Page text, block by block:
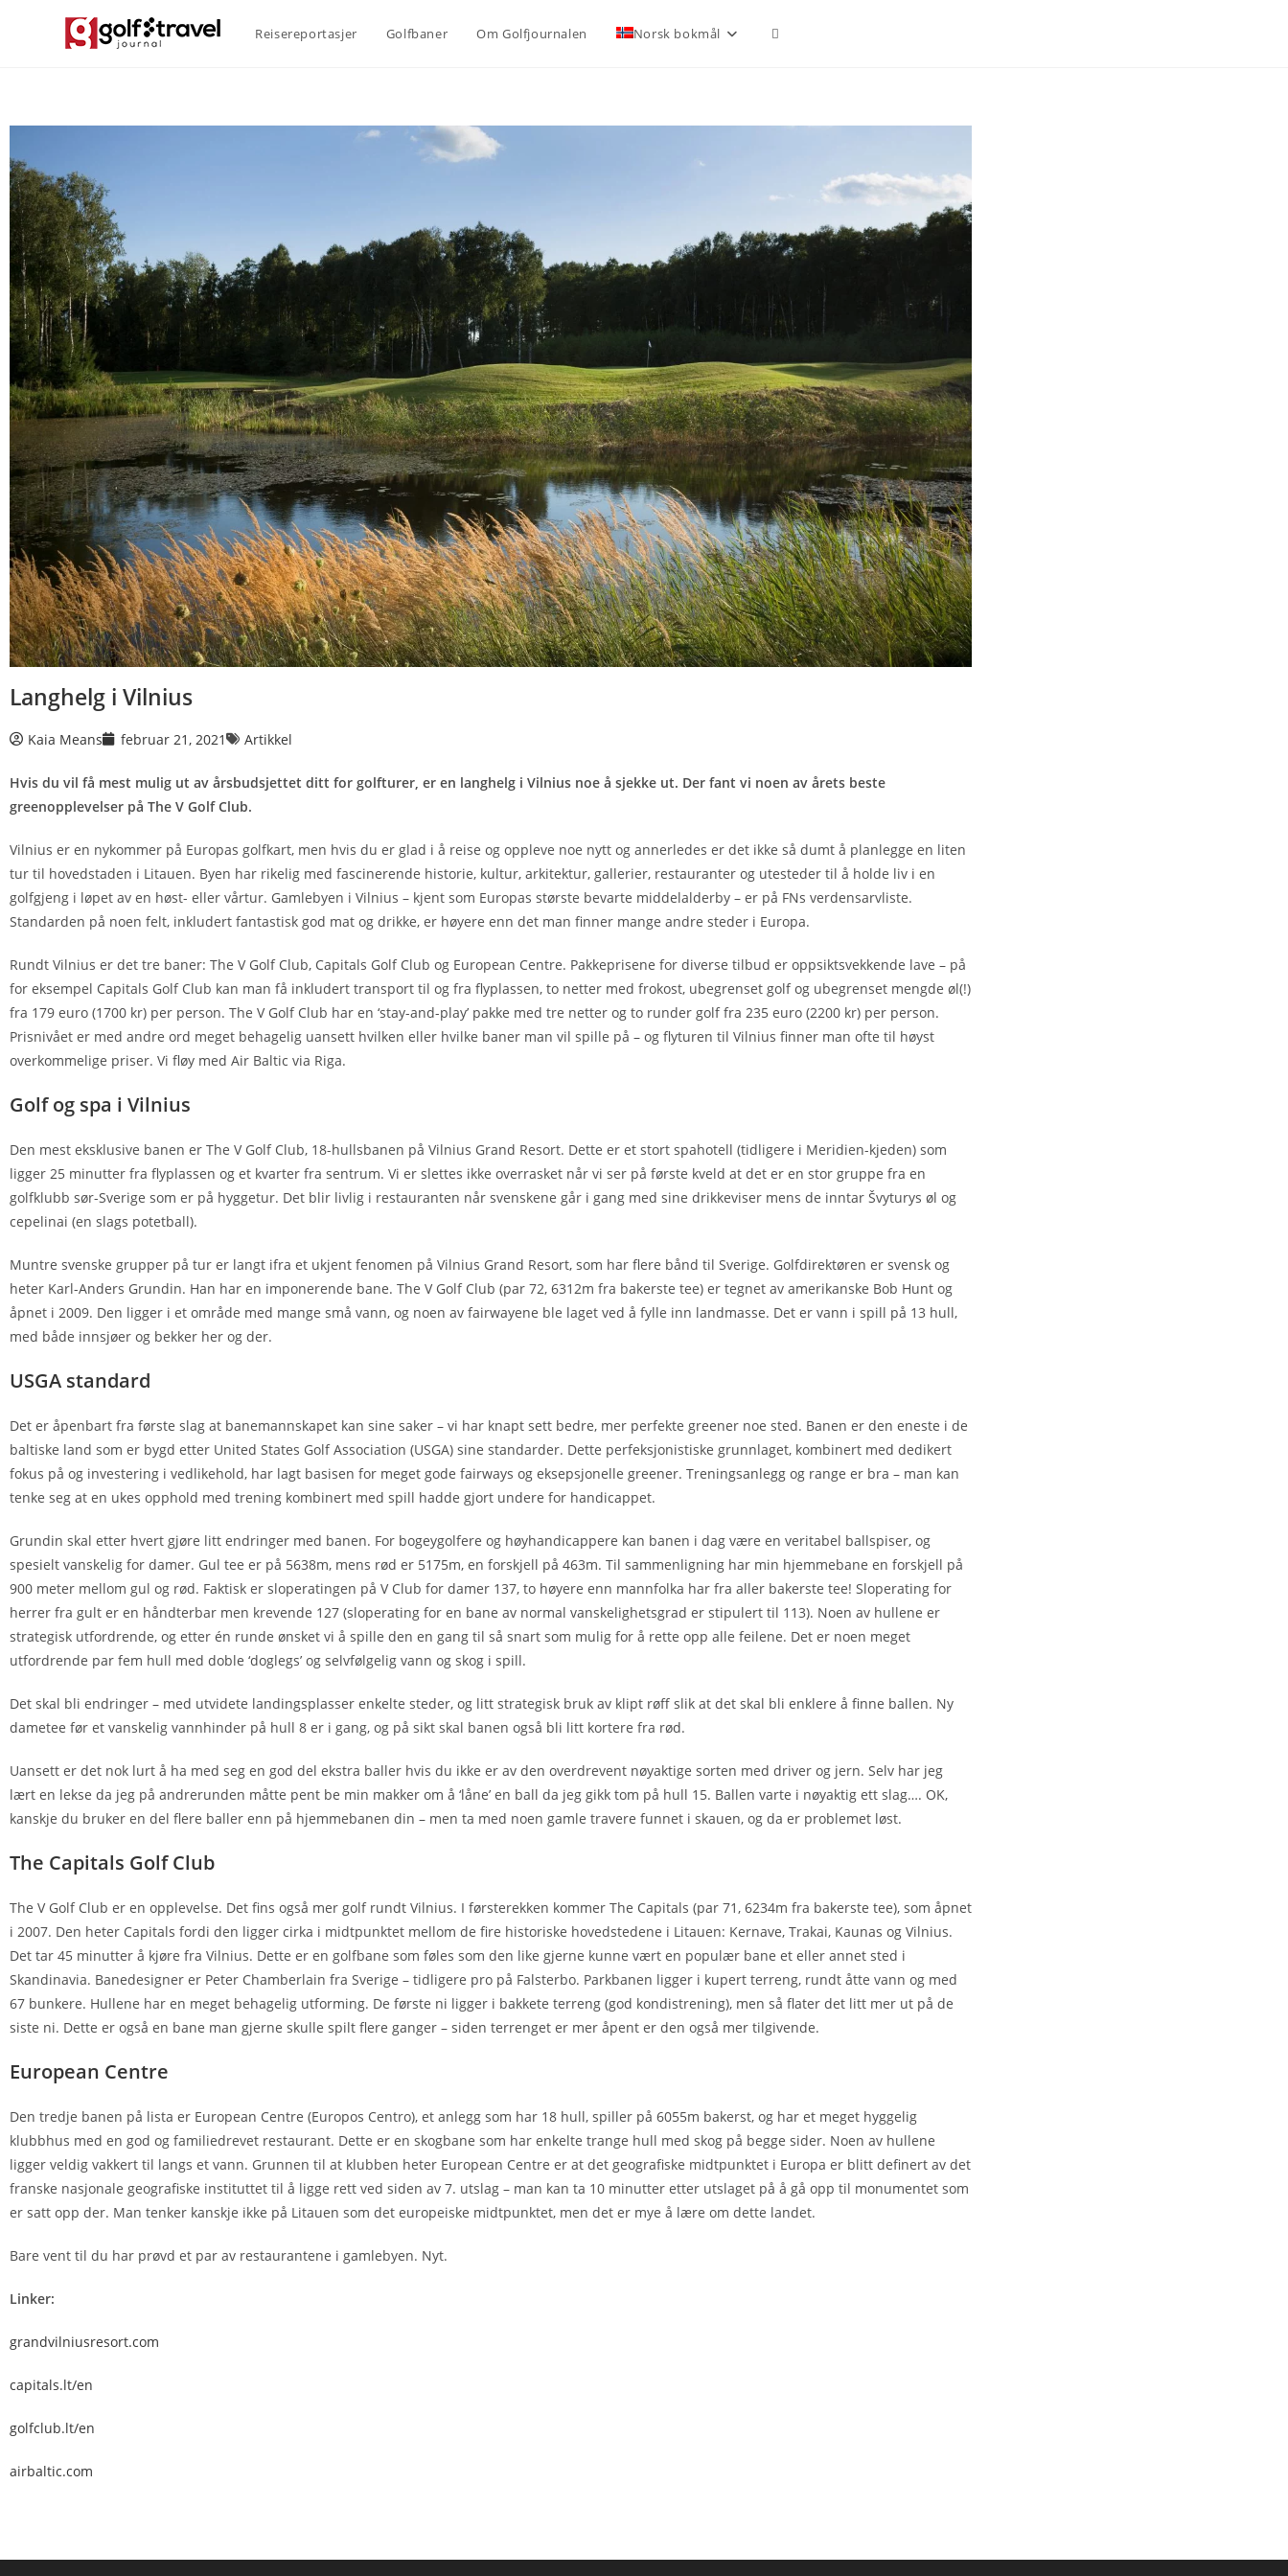
Reisereportasjer Golfbaner Om Golfjournalen Norsk bokmål
Langhelg i Vilnius
Kaia Means februar 21, 2021 Artikkel
Hvis du vil få mest mulig ut av årsbudsjettet ditt for golfturer, er en langhelg i Vilnius noe å sjekke ut. Der fant vi noen av årets beste
greenopplevelser på The V Golf Club.
Vilnius er en nykommer på Europas golfkart, men hvis du er glad i å reise og oppleve noe nytt og annerledes er det ikke så dumt å planlegge en liten
tur til hovedstaden i Litauen. Byen har rikelig med fascinerende historie, kultur, arkitektur, gallerier, restauranter og utesteder til å holde liv i en
golfgjeng i løpet av en høst- eller vårtur. Gamlebyen i Vilnius – kjent som Europas største bevarte middelalderby – er på FNs verdensarvliste.
Standarden på noen felt, inkludert fantastisk god mat og drikke, er høyere enn det man finner mange andre steder i Europa.
Rundt Vilnius er det tre baner: The V Golf Club, Capitals Golf Club og European Centre. Pakkeprisene for diverse tilbud er oppsiktsvekkende lave – på
for eksempel Capitals Golf Club kan man få inkludert transport til og fra flyplassen, to netter med frokost, ubegrenset golf og ubegrenset mengde øl(!)
fra 179 euro (1700 kr) per person. The V Golf Club har en ‘stay-and-play’ pakke med tre netter og to runder golf fra 235 euro (2200 kr) per person.
Prisnivået er med andre ord meget behagelig uansett hvilken eller hvilke baner man vil spille på – og flyturen til Vilnius finner man ofte til høyst
overkommelige priser. Vi fløy med Air Baltic via Riga.
Golf og spa i Vilnius
Den mest eksklusive banen er The V Golf Club, 18-hullsbanen på Vilnius Grand Resort. Dette er et stort spahotell (tidligere i Meridien-kjeden) som
ligger 25 minutter fra flyplassen og et kvarter fra sentrum. Vi er slettes ikke overrasket når vi ser på første kveld at det er en stor gruppe fra en
golfklubb sør-Sverige som er på hyggetur. Det blir livlig i restauranten når svenskene går i gang med sine drikkeviser mens de inntar Švyturys øl og
cepelinai (en slags potetball).
Muntre svenske grupper på tur er langt ifra et ukjent fenomen på Vilnius Grand Resort, som har flere bånd til Sverige. Golfdirektøren er svensk og
heter Karl-Anders Grundin. Han har en imponerende bane. The V Golf Club (par 72, 6312m fra bakerste tee) er tegnet av amerikanske Bob Hunt og
åpnet i 2009. Den ligger i et område med mange små vann, og noen av fairwayene ble laget ved å fylle inn landmasse. Det er vann i spill på 13 hull,
med både innsjøer og bekker her og der.
USGA standard
Det er åpenbart fra første slag at banemannskapet kan sine saker – vi har knapt sett bedre, mer perfekte greener noe sted. Banen er den eneste i de
baltiske land som er bygd etter United States Golf Association (USGA) sine standarder. Dette perfeksjonistiske grunnlaget, kombinert med dedikert
fokus på og investering i vedlikehold, har lagt basisen for meget gode fairways og eksepsjonelle greener. Treningsanlegg og range er bra – man kan
tenke seg at en ukes opphold med trening kombinert med spill hadde gjort undere for handicappet.
Grundin skal etter hvert gjøre litt endringer med banen. For bogeygolfere og høyhandicappere kan banen i dag være en veritabel ballspiser, og
spesielt vanskelig for damer. Gul tee er på 5638m, mens rød er 5175m, en forskjell på 463m. Til sammenligning har min hjemmebane en forskjell på
900 meter mellom gul og rød. Faktisk er sloperatingen på V Club for damer 137, to høyere enn mannfolka har fra aller bakerste tee! Sloperating for
herrer fra gult er en håndterbar men krevende 127 (sloperating for en bane av normal vanskelighetsgrad er stipulert til 113). Noen av hullene er
strategisk utfordrende, og etter én runde ønsket vi å spille den en gang til så snart som mulig for å rette opp alle feilene. Det er noen meget
utfordrende par fem hull med doble ‘doglegs’ og selvfølgelig vann og skog i spill.
Det skal bli endringer – med utvidete landingsplasser enkelte steder, og litt strategisk bruk av klipt røff slik at det skal bli enklere å finne ballen. Ny
dametee før et vanskelig vannhinder på hull 8 er i gang, og på sikt skal banen også bli litt kortere fra rød.
Uansett er det nok lurt å ha med seg en god del ekstra baller hvis du ikke er av den overdrevent nøyaktige sorten med driver og jern. Selv har jeg
lært en lekse da jeg på andrerunden måtte pent be min makker om å ‘låne’ en ball da jeg gikk tom på hull 15. Ballen varte i nøyaktig ett slag…. OK,
kanskje du bruker en del flere baller enn på hjemmebanen din – men ta med noen gamle travere funnet i skauen, og da er problemet løst.
The Capitals Golf Club
The V Golf Club er en opplevelse. Det fins også mer golf rundt Vilnius. I førsterekken kommer The Capitals (par 71, 6234m fra bakerste tee), som åpnet
i 2007. Den heter Capitals fordi den ligger cirka i midtpunktet mellom de fire historiske hovedstedene i Litauen: Kernave, Trakai, Kaunas og Vilnius.
Det tar 45 minutter å kjøre fra Vilnius. Dette er en golfbane som føles som den like gjerne kunne vært en populær bane et eller annet sted i
Skandinavia. Banedesigner er Peter Chamberlain fra Sverige – tidligere pro på Falsterbo. Parkbanen ligger i kupert terreng, rundt åtte vann og med
67 bunkere. Hullene har en meget behagelig utforming. De første ni ligger i bakkete terreng (god kondistrening), men så flater det litt mer ut på de
siste ni. Dette er også en bane man gjerne skulle spilt flere ganger – siden terrenget er mer åpent er den også mer tilgivende.
European Centre
Den tredje banen på lista er European Centre (Europos Centro), et anlegg som har 18 hull, spiller på 6055m bakerst, og har et meget hyggelig
klubbhus med en god og familiedrevet restaurant. Dette er en skogbane som har enkelte trange hull med skog på begge sider. Noen av hullene
ligger veldig vakkert til langs et vann. Grunnen til at klubben heter European Centre er at det geografiske midtpunktet i Europa er blitt definert av det
franske nasjonale geografiske instituttet til å ligge rett ved siden av 7. utslag – man kan ta 10 minutter etter utslaget på å gå opp til monumentet som
er satt opp der. Man tenker kanskje ikke på Litauen som det europeiske midtpunktet, men det er mye å lære om dette landet.
Bare vent til du har prøvd et par av restaurantene i gamlebyen. Nyt.
Linker:
grandvilniusresort.com
capitals.lt/en
golfclub.lt/en
airbaltic.com